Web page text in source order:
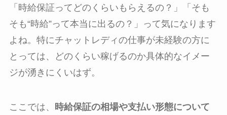
「時給保証ってどのくらいもらえるの？」「そも
そも“時給”って本当に出るの？」って気になります
よね。特にチャットレディの仕事が未経験の方に
とっては、どのくらい稼げるのか具体的なイメー
ジが湧きにくいはず。
ここでは、
時給保証の相場や支払い形態について